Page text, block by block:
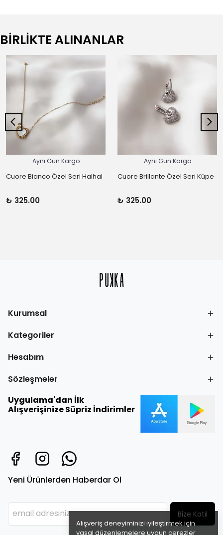
Alışveriş deneyiminizi iyileştirmek için
yasal düzenlemelere uygun çerezler
BİRLİKTE ALINANLAR
Aynı Gün Kargo
Cuore Bianco Özel Seri Halhal
₺ 325.00
Aynı Gün Kargo
Cuore Brillante Özel Seri Küpe
₺ 325.00
Kurumsal
Kategoriler
Hesabım
Sözleşmeler
Uygulama'dan İlk
Alışverişinize Süpriz İndirimler
Yeni Ürünlerden Haberdar Ol
Bize Katıl